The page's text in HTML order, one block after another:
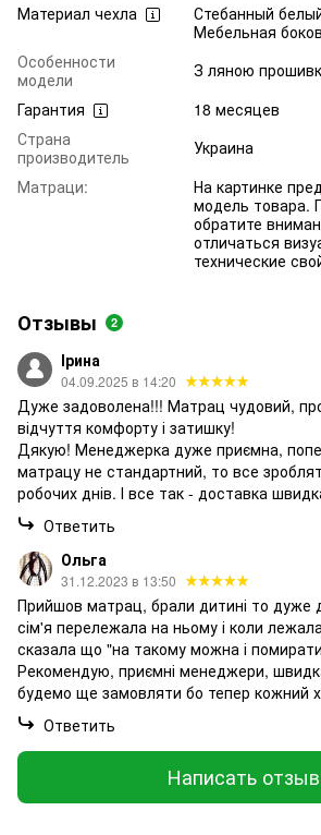
Материал чехла
Стебанный
Мебельная
Особенности
модели
З ляною
Гарантия
18 месяцев
Страна
производитель
Украина
Матраци:
На картинке
модель товара.
обратите
отличаться
технические
Отзывы 2
Ірина
04.09.2025 в 14:20
Дуже задоволена!!! Матрац чудовий,
відчуття комфорту і затишку!
Дякую! Менеджерка дуже приємна,
матрацу не стандартний, то все
робочих днів. І все так - доставка
Ответить
Ольга
31.12.2023 в 13:50
Прийшов матрац, брали дитині то дуже
сім'я перележала на ньому і коли
сказала що "на такому можна і
Рекомендую, приємні менеджери,
будемо ще замовляти бо тепер кожний
Ответить
Написать отзыв